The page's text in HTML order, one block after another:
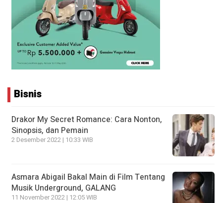
Bisnis
Drakor My Secret Romance: Cara Nonton,
Sinopsis, dan Pemain
2 Desember 2022 | 10:33 WIB
Asmara Abigail Bakal Main di Film Tentang
Musik Underground, GALANG
11 November 2022 | 12:05 WIB